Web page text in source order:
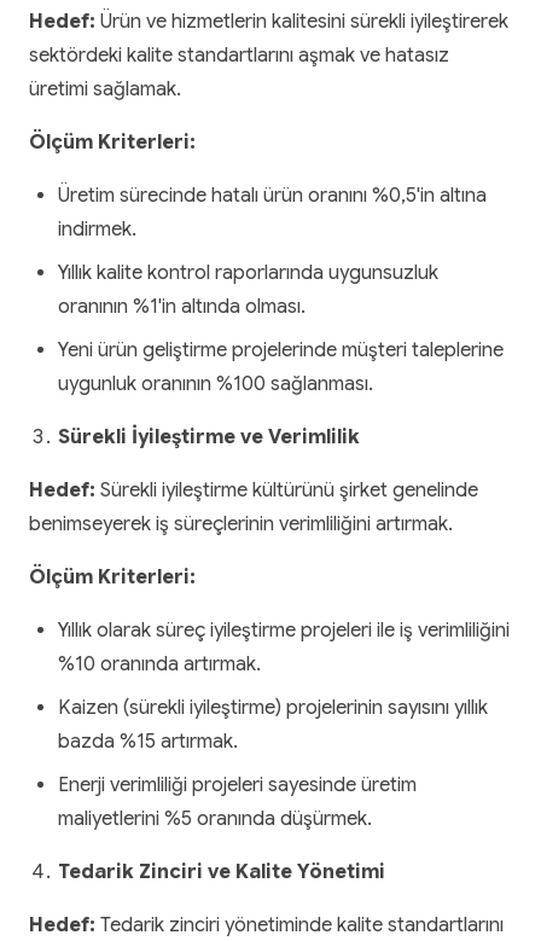
Hedef: Ürün ve hizmetlerin kalitesini sürekli iyileştirerek
sektördeki kalite standartlarını aşmak ve hatasız
üretimi sağlamak.
Ölçüm Kriterleri:
Üretim sürecinde hatalı ürün oranını %0,5'in altına
indirmek.
Yıllık kalite kontrol raporlarında uygunsuzluk
oranının %1'in altında olması.
Yeni ürün geliştirme projelerinde müşteri taleplerine
uygunluk oranının %100 sağlanması.
Sürekli İyileştirme ve Verimlilik
Hedef: Sürekli iyileştirme kültürünü şirket genelinde
benimseyerek iş süreçlerinin verimliliğini artırmak.
Ölçüm Kriterleri:
Yıllık olarak süreç iyileştirme projeleri ile iş verimliliğini
%10 oranında artırmak.
Kaizen (sürekli iyileştirme) projelerinin sayısını yıllık
bazda %15 artırmak.
Enerji verimliliği projeleri sayesinde üretim
maliyetlerini %5 oranında düşürmek.
Tedarik Zinciri ve Kalite Yönetimi
Hedef: Tedarik zinciri yönetiminde kalite standartlarını